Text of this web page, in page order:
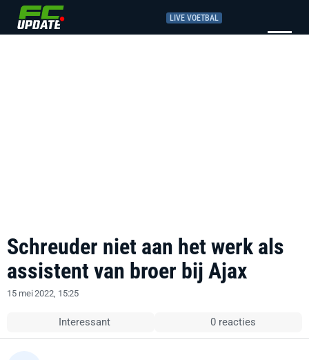
LIVE VOETBAL
Schreuder niet aan het werk als
assistent van broer bij Ajax
15 mei 2022, 15:25
Interessant 0 reacties